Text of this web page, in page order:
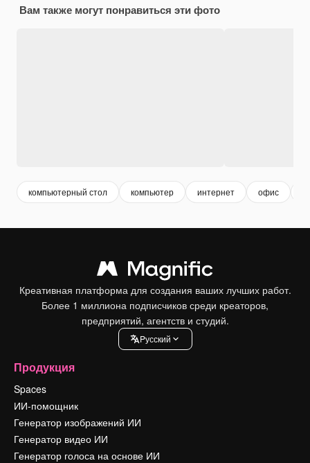
Вам также могут понравиться эти фото
компьютерный стол компьютер интернет офис
Креативная платформа для создания ваших лучших работ.
Более 1 миллиона подписчиков среди креаторов,
предприятий, агентств и студий.
Pусский
Продукция
Spaces
ИИ-помощник
Генератор изображений ИИ
Генератор видео ИИ
Генератор голоса на основе ИИ